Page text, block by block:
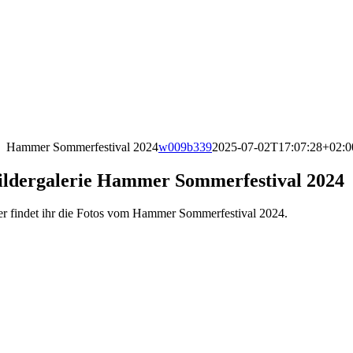
Hammer Sommerfestival 2024w009b3392025-07-
Hammer Sommerfestival 2024
findet ihr die Fotos vom Hammer Sommerfestival 2024.